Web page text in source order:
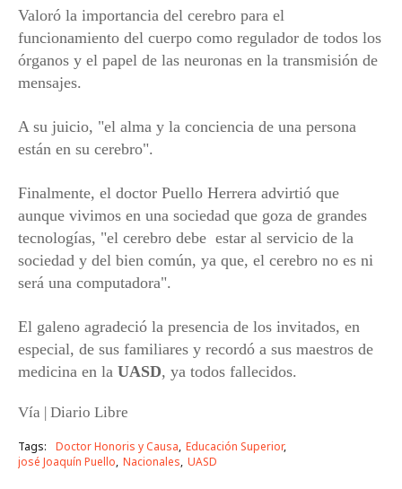
Valoró la importancia del cerebro para el
funcionamiento del cuerpo como regulador de todos los
órganos y el papel de las neuronas en la transmisión de
mensajes.
A su juicio, "el alma y la conciencia de una persona
están en su cerebro".
Finalmente, el doctor Puello Herrera advirtió que
aunque vivimos en una sociedad que goza de grandes
tecnologías, "el cerebro debe estar al servicio de la
sociedad y del bien común, ya que, el cerebro no es ni
será una computadora".
El galeno agradeció la presencia de los invitados, en
especial, de sus familiares y recordó a sus maestros de
medicina en la UASD, ya todos fallecidos.
Vía | Diario Libre
Tags: Doctor Honoris y Causa Educación Superior
josé Joaquín Puello Nacionales UASD